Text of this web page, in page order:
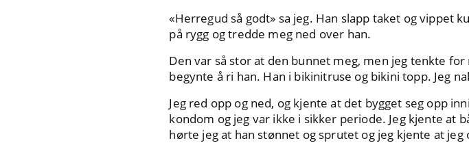
«Herregud så godt» sa jeg. Han slapp taket og vippet
på rygg og tredde meg ned over han.
Den var så stor at den bunnet meg, men jeg tenkte
begynte å ri han. Han i bikinitruse og bikini topp. Jeg
Jeg red opp og ned, og kjente at det bygget seg opp
kondom og jeg var ikke i sikker periode. Jeg kjente at
hørte jeg at han stønnet og sprutet og jeg kjente at jeg